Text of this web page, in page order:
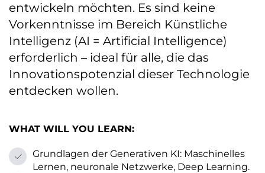
entwickeln möchten. Es sind keine
Vorkenntnisse im Bereich Künstliche
Intelligenz (AI = Artificial Intelligence)
erforderlich – ideal für alle, die das
Innovationspotenzial dieser Technologie
entdecken wollen.
WHAT WILL YOU LEARN:
Grundlagen der Generativen KI: Maschinelles
Lernen, neuronale Netzwerke, Deep Learning.